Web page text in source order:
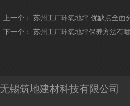
上一个： 苏州工厂环氧地坪:优缺点全面
下一个： 苏州工厂环氧地坪保养方法有
无锡筑地建材科技有限公司